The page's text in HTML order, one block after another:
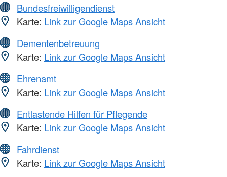
Bundesfreiwilligendienst
Karte: Link zur Google Maps Ansicht
Dementenbetreuung
Karte: Link zur Google Maps Ansicht
Ehrenamt
Karte: Link zur Google Maps Ansicht
Entlastende Hilfen für Pflegende
Karte: Link zur Google Maps Ansicht
Fahrdienst
Karte: Link zur Google Maps Ansicht